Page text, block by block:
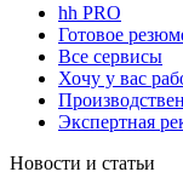
hh PRO
Готовое
Все сервисы
Хочу у вас
Экспертная
Новости и статьи